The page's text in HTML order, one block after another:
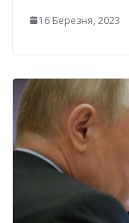
16 Березня, 2023